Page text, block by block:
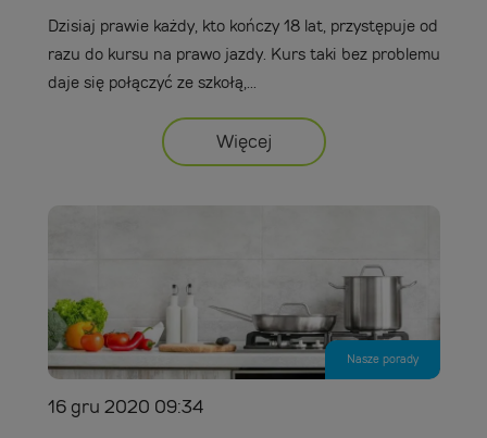
Dzisiaj prawie każdy, kto kończy 18 lat, przystępuje od
razu do kursu na prawo jazdy. Kurs taki bez problemu
daje się połączyć ze szkołą,...
Więcej
Nasze porady
16 gru 2020 09:34